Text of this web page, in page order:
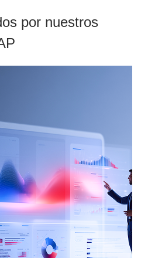
por nuestros